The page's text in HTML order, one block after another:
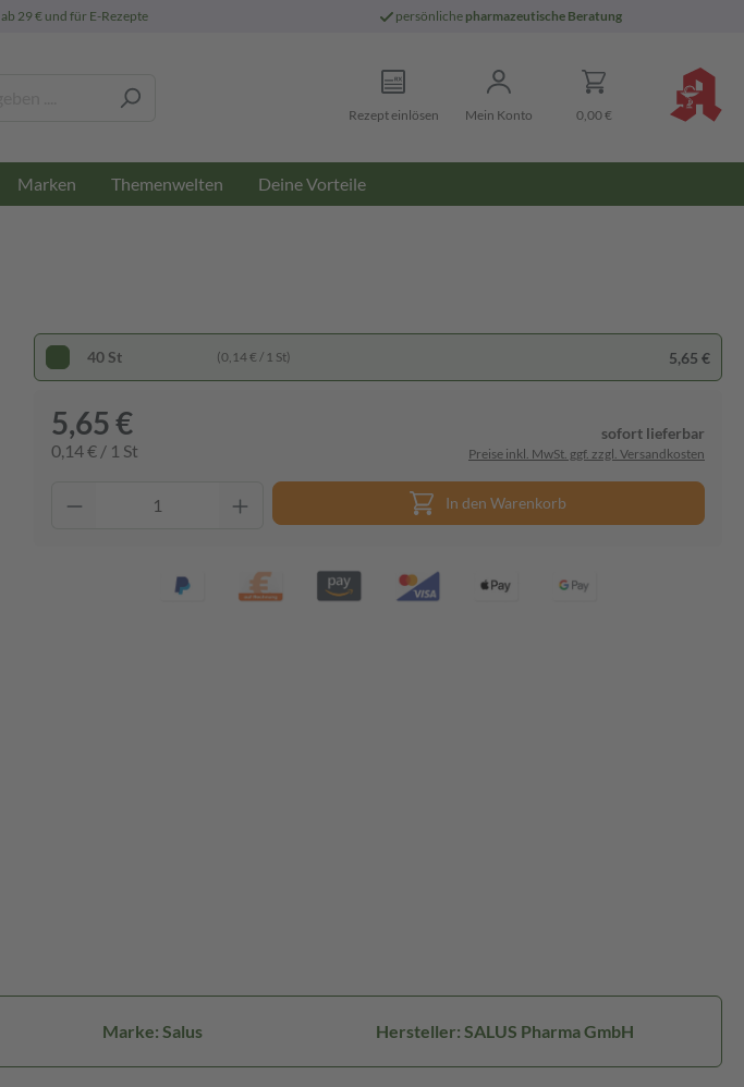
ab 29 € und für E-Rezepte persönliche pharmazeutische Beratung
Rezept einlösen Mein Konto 0,00 €
Marken Themenwelten Deine Vorteile
40 St (0,14 € / 1 St) 5,65 €
5,65 €
0,14 € / 1 St
sofort lieferbar
Preise inkl. MwSt. ggf. zzgl. Versandkosten
In den Warenkorb
Marke: Salus Hersteller: SALUS Pharma GmbH